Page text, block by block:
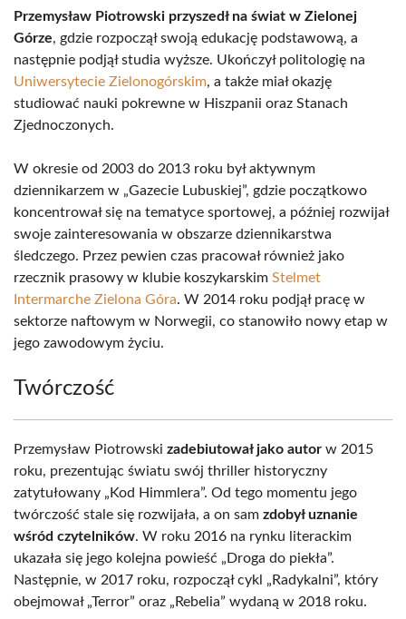
Przemysław Piotrowski przyszedł na świat w Zielonej
Górze, gdzie rozpoczął swoją edukację podstawową, a
następnie podjął studia wyższe. Ukończył politologię na
Uniwersytecie Zielonogórskim, a także miał okazję
studiować nauki pokrewne w Hiszpanii oraz Stanach
Zjednoczonych.
W okresie od 2003 do 2013 roku był aktywnym
dziennikarzem w „Gazecie Lubuskiej”, gdzie początkowo
koncentrował się na tematyce sportowej, a później rozwijał
swoje zainteresowania w obszarze dziennikarstwa
śledczego. Przez pewien czas pracował również jako
rzecznik prasowy w klubie koszykarskim Stelmet
Intermarche Zielona Góra. W 2014 roku podjął pracę w
sektorze naftowym w Norwegii, co stanowiło nowy etap w
jego zawodowym życiu.
Twórczość
Przemysław Piotrowski zadebiutował jako autor w 2015
roku, prezentując światu swój thriller historyczny
zatytułowany „Kod Himmlera”. Od tego momentu jego
twórczość stale się rozwijała, a on sam zdobył uznanie
wśród czytelników. W roku 2016 na rynku literackim
ukazała się jego kolejna powieść „Droga do piekła”.
Następnie, w 2017 roku, rozpoczął cykl „Radykalni”, który
obejmował „Terror” oraz „Rebelia” wydaną w 2018 roku.